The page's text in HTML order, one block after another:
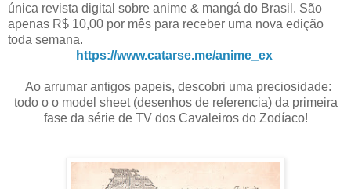
única revista digital sobre anime & mangá do Brasil. São
apenas R$ 10,00 por mês para receber uma nova edição
toda semana.
https://www.catarse.me/anime_ex
Ao arrumar antigos papeis, descobri uma preciosidade:
todo o o model sheet (desenhos de referencia) da primeira
fase da série de TV dos Cavaleiros do Zodíaco!